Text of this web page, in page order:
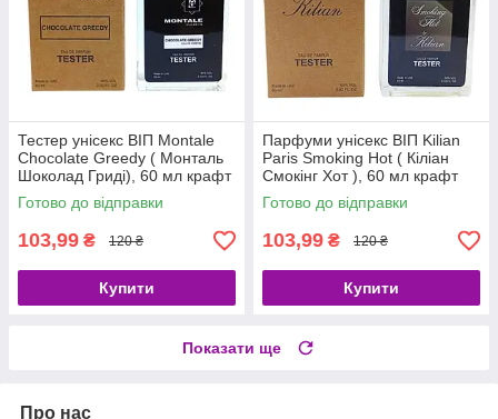
Тестер унісекс ВІП Montale
Chocolate Greedy ( Монталь
Шоколад Гриді), 60 мл крафт
Готово до відправки
103,99 ₴ 120 ₴
Купити
Парфуми унісекс ВІП Kilian
Paris Smoking Hot ( Кіліан
Смокінг Хот ), 60 мл крафт
Готово до відправки
103,99 ₴ 120 ₴
Купити
Показати ще
Про нас